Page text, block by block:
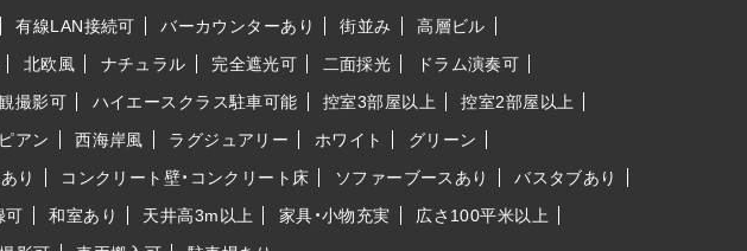
有線LAN接続可 バーカウンターあり 街並み
高層ビル
北欧風 ナチュラル 完全遮光可 二面採光
ドラム演奏可
撮影可 ハイエースクラス駐車可能 控室3部屋以上
控室2部屋以上
アン 西海岸風 ラグジュアリー ホワイト
グリーン
り コンクリート壁・コンクリート床 ソファーブースあり
バスタブあり
可 和室あり 天井高3m以上 家具・小物充実
広さ100平米以上